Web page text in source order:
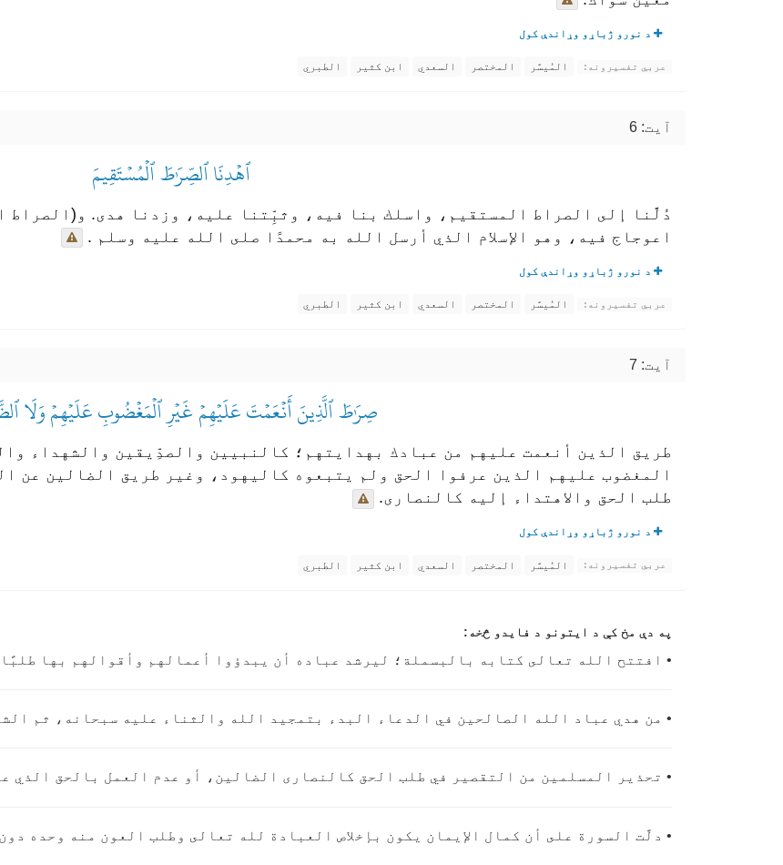
د نورو ژباړو وړاندې کول
عربي تفسیرونه: المُيسَّر المختصر السعدي ابن كثير الطبري
آیت: 6
ٱهۡدِنَا ٱلصِّرَٰطَ ٱلۡمُسۡتَقِيمَ
دُلَّنا إلى الصراط المستقيم، واسلك بنا فيه، وثبِّتنا عليه، وزدنا هدى. و(الصراط
اعوجاج فيه، وهو الإسلام الذي أرسل الله به محمدًا صلى الله عليه وسلم .
د نورو ژباړو وړاندې کول
عربي تفسیرونه: المُيسَّر المختصر السعدي ابن كثير الطبري
آیت: 7
صِرَٰطَ ٱلَّذِينَ أَنۡعَمۡتَ عَلَيۡهِمۡ غَيۡرِ ٱلۡمَغۡضُوبِ عَلَيۡهِمۡ وَلَا
طريق الذين أنعمت عليهم من عبادك بهدايتهم؛ كالنبيين والصدِّيقين والشهداء
المغضوب عليهم الذين عرفوا الحق ولم يتبعوه كاليهود، وغير طريق الضالين عن
طلب الحق والاهتداء إليه كالنصارى.
د نورو ژباړو وړاندې کول
عربي تفسیرونه: المُيسَّر المختصر السعدي ابن كثير الطبري
په دې مخ کې د ایتونو د فایدو څخه:
• افتتح الله تعالى كتابه بالبسملة؛ ليرشد عباده أن يبدؤوا أعمالهم وأقوالهم بها
• من هدي عباد الله الصالحين في الدعاء البدء بتمجيد الله والثناء عليه سبحانه، ثم
• تحذير المسلمين من التقصير في طلب الحق كالنصارى الضالين، أو عدم العمل بالحق الذي
• دلَّت السورة على أن كمال الإيمان يكون بإخلاص العبادة لله تعالى وطلب العون منه وحده